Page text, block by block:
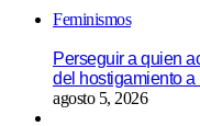
Feminismos
Perseguir a quien
del hostigamiento
agosto 5, 2026